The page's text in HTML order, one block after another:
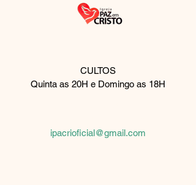
CULTOS
Quinta as 20H e Domingo as 18H
ipacrioficial@gmail.com